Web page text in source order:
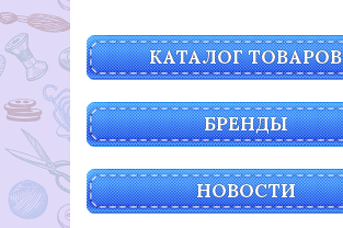
КАТАЛОГ ТОВАРОВ
БРЕНДЫ
НОВОСТИ